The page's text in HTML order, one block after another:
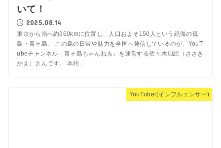
いて！
2025.08.14
東京から南へ約360kmに位置し、人口およそ150人という絶海の孤
島・青ヶ島。 この島の日常や魅力を全国へ発信しているのが、YouT
ubeチャンネル「青ヶ島ちゃんねる」を運営する佐々木加絵（ささき
かえ）さんです。 本州...
YouTuber(インフルエンサー)